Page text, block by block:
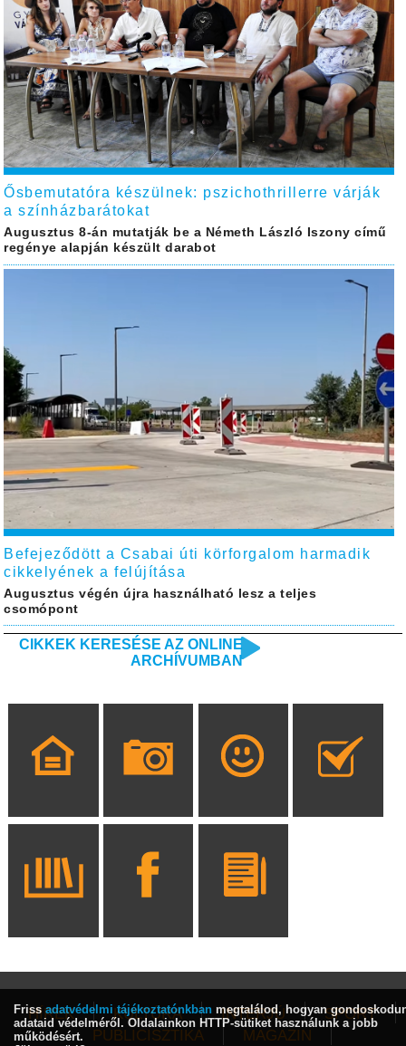
Ősbemutatóra készülnek: pszichothrillerre várják
a színházbarátokat
Augusztus 8-án mutatják be a Németh László Iszony című
regénye alapján készült darabot
Befejeződött a Csabai úti körforgalom harmadik
cikkelyének a felújítása
Augusztus végén újra használható lesz a teljes
csomópont
CIKKEK KERESÉSE AZ ONLINE
ARCHÍVUMBAN
HÍREK KULTÚRA INTERJÚ
SPORT
PUBLICISZTIKA
MAGAZIN
Friss adatvédelmi tájékoztatónkban megtalálod, hogyan
adataid védelméről. Oldalainkon HTTP-sütiket használunk a jobb
működésért.